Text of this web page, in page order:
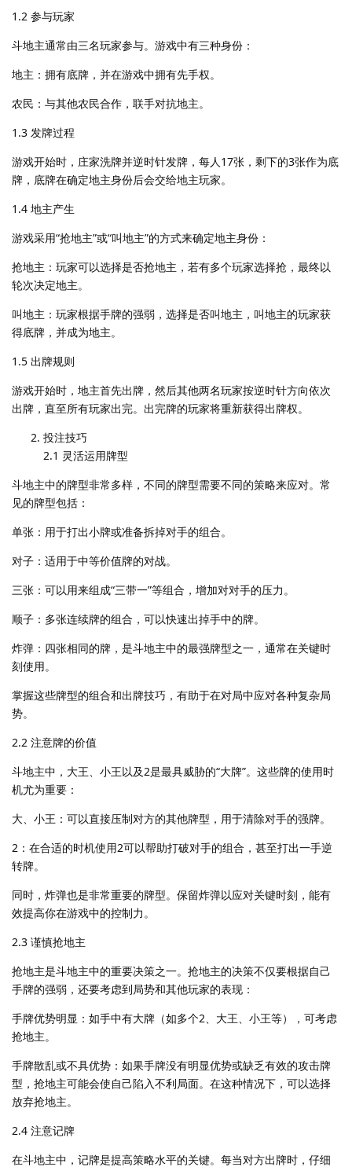
1.2 参与玩家
斗地主通常由三名玩家参与。游戏中有三种身份：
地主：拥有底牌，并在游戏中拥有先手权。
农民：与其他农民合作，联手对抗地主。
1.3 发牌过程
游戏开始时，庄家洗牌并逆时针发牌，每人17张，剩下的3张作为底
牌，底牌在确定地主身份后会交给地主玩家。
1.4 地主产生
游戏采用“抢地主”或“叫地主”的方式来确定地主身份：
抢地主：玩家可以选择是否抢地主，若有多个玩家选择抢，最终以
轮次决定地主。
叫地主：玩家根据手牌的强弱，选择是否叫地主，叫地主的玩家获
得底牌，并成为地主。
1.5 出牌规则
游戏开始时，地主首先出牌，然后其他两名玩家按逆时针方向依次
出牌，直至所有玩家出完。出完牌的玩家将重新获得出牌权。
投注技巧
2.1 灵活运用牌型
斗地主中的牌型非常多样，不同的牌型需要不同的策略来应对。常
见的牌型包括：
单张：用于打出小牌或准备拆掉对手的组合。
对子：适用于中等价值牌的对战。
三张：可以用来组成“三带一”等组合，增加对对手的压力。
顺子：多张连续牌的组合，可以快速出掉手中的牌。
炸弹：四张相同的牌，是斗地主中的最强牌型之一，通常在关键时
刻使用。
掌握这些牌型的组合和出牌技巧，有助于在对局中应对各种复杂局
势。
2.2 注意牌的价值
斗地主中，大王、小王以及2是最具威胁的“大牌”。这些牌的使用时
机尤为重要：
大、小王：可以直接压制对方的其他牌型，用于清除对手的强牌。
2：在合适的时机使用2可以帮助打破对手的组合，甚至打出一手逆
转牌。
同时，炸弹也是非常重要的牌型。保留炸弹以应对关键时刻，能有
效提高你在游戏中的控制力。
2.3 谨慎抢地主
抢地主是斗地主中的重要决策之一。抢地主的决策不仅要根据自己
手牌的强弱，还要考虑到局势和其他玩家的表现：
手牌优势明显：如手中有大牌（如多个2、大王、小王等），可考虑
抢地主。
手牌散乱或不具优势：如果手牌没有明显优势或缺乏有效的攻击牌
型，抢地主可能会使自己陷入不利局面。在这种情况下，可以选择
放弃抢地主。
2.4 注意记牌
在斗地主中，记牌是提高策略水平的关键。每当对方出牌时，仔细